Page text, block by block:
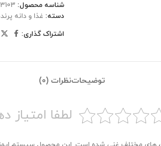
شناسه محصول: 3103
دسته: غذا و دانه
اشتراک گذاری:
توضیحاتنظرات (0)
لطفا امتیاز